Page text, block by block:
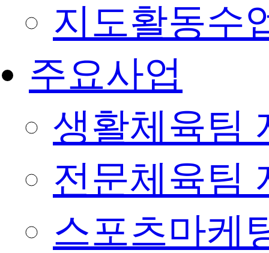
지도활동수
주요사업
생활체육팀
전문체육팀
스포츠마케